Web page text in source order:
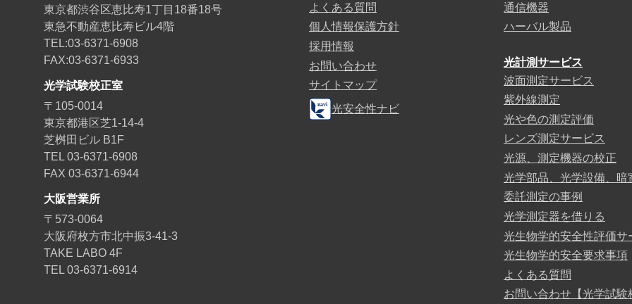
よくある質問
個人情報保護方針
採用情報
お問い合わせ
サイトマップ
光安全性ナビ
通信機器
ハーバル製品
光計測サービス
波面測定サービス
紫外線測定
光や色の測定評価
レンズ測定サービス
光源、測定機器の校正
光学部品、光学設備、暗
委託測定の事例
光学測定器を借りる
光生物学的安全性評価サ
光生物学的安全要求事項
よくある質問
お問い合わせ【光学試験
東京都渋谷区恵比寿1丁目18番18号
東急不動産恵比寿ビル4階
TEL:03-6371-6908
FAX:03-6371-6933
光学試験校正室
〒105-0014
東京都港区芝1-14-4
芝桝田ビル B1F
TEL 03-6371-6908
FAX 03-6371-6944
大阪営業所
〒573-0064
大阪府枚方市北中振3-41-3
TAKE LABO 4F
TEL 03-6371-6914